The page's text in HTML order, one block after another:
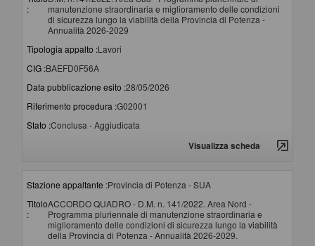
:
manutenzione straordinaria e miglioramento delle condizioni
di sicurezza lungo la viabilità della Provincia di Potenza -
Annualità 2026-2029
Tipologia appalto :Lavori
CIG :BAEFD0F56A
Data pubblicazione esito :28/05/2026
Riferimento procedura :G02001
Stato :Conclusa - Aggiudicata
Visualizza scheda
Stazione appaltante :Provincia di Potenza - SUA
Titolo
:
ACCORDO QUADRO - D.M. n. 141/2022. Area Nord -
Programma pluriennale di manutenzione straordinaria e
miglioramento delle condizioni di sicurezza lungo la viabilità
della Provincia di Potenza - Annualità 2026-2029.